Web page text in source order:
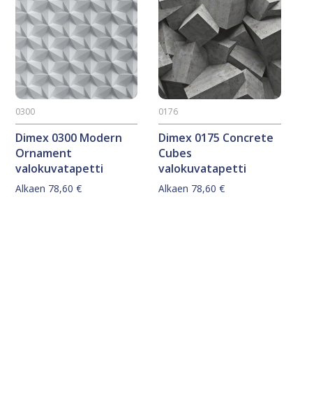
Dimex 0300 Modern
Ornament
valokuvatapetti
0300
Alkaen 78,60 €
Dimex 0175 Concrete
Cubes
valokuvatapetti
0176
Alkaen 78,60€